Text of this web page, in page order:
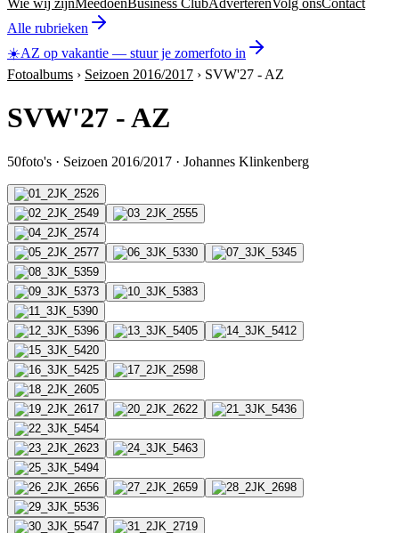
Wie wij zijnMeedoenBusiness ClubAdverterenVolg onsContact
Alle rubrieken
☀️AZ op vakantie — stuur je zomerfoto in
Fotoalbums › Seizoen 2016/2017 › SVW'27 - AZ
SVW'27 - AZ
50foto's · Seizoen 2016/2017 · Johannes Klinkenberg